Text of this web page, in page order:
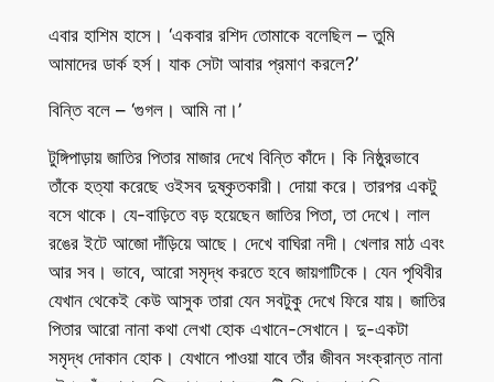
এবার হাশিম হাসে। ‘একবার রশিদ তোমাকে বলেছিল – তুমি
আমাদের ডার্ক হর্স। যাক সেটা আবার প্রমাণ করলে?’
বিন্তি বলে – ‘গুগল। আমি না।’
টুঙ্গিপাড়ায় জাতির পিতার মাজার দেখে বিন্তি কাঁদে। কি নিষ্ঠুরভাবে
তাঁকে হত্যা করেছে ওইসব দুষ্কৃতকারী। দোয়া করে। তারপর একটু
বসে থাকে। যে-বাড়িতে বড় হয়েছেন জাতির পিতা, তা দেখে। লাল
রঙের ইটে আজো দাঁড়িয়ে আছে। দেখে বাঘিরা নদী। খেলার মাঠ এবং
আর সব। ভাবে, আরো সমৃদ্ধ করতে হবে জায়গাটিকে। যেন পৃথিবীর
যেখান থেকেই কেউ আসুক তারা যেন সবটুকু দেখে ফিরে যায়। জাতির
পিতার আরো নানা কথা লেখা হোক এখানে-সেখানে। দু-একটা
সমৃদ্ধ দোকান হোক। যেখানে পাওয়া যাবে তাঁর জীবন সংক্রান্ত নানা